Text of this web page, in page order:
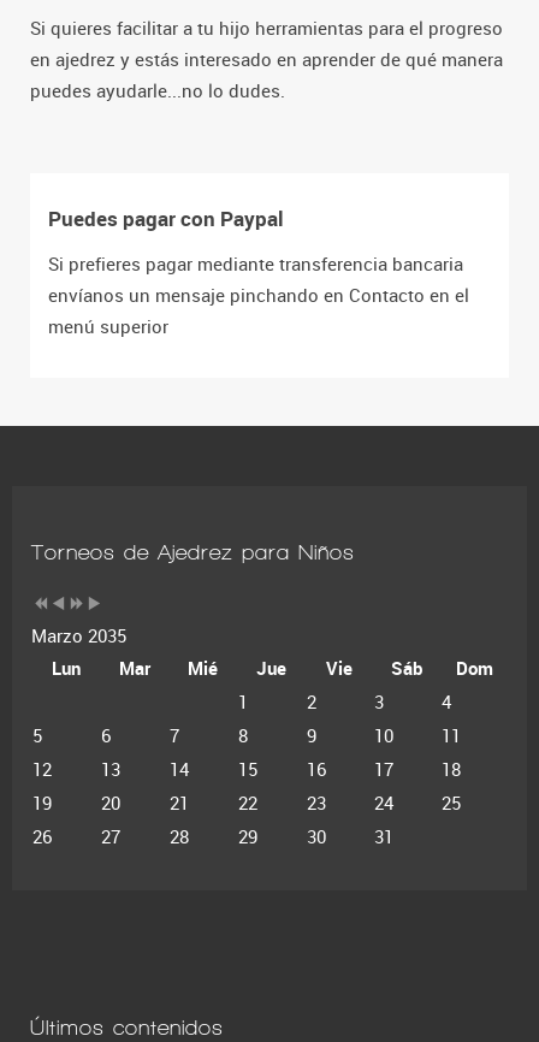
Si quieres facilitar a tu hijo herramientas para el progreso
en ajedrez y estás interesado en aprender de qué manera
puedes ayudarle...no lo dudes.
Puedes pagar con Paypal
Si prefieres pagar mediante transferencia bancaria
envíanos un mensaje pinchando en Contacto en el
menú superior
Torneos de Ajedrez para Niños
Marzo 2035
Lun
Mar Mié Jue Vie Sáb
Dom
1
2 3
4
5
6 7 8 9 10
11
12
13 14 15 16 17
18
19
20 21 22 23 24
25
26
27 28 29 30 31
Últimos contenidos